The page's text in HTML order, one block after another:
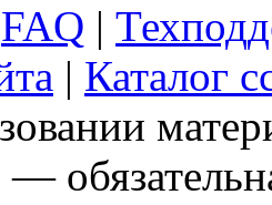
FAQ |
| Каталог